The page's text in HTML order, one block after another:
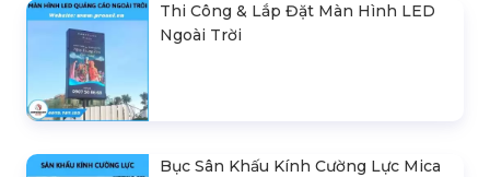
Thi Công & Lắp Đặt Màn Hình LED
Ngoài Trời
Bục Sân Khấu Kính Cường Lực Mica